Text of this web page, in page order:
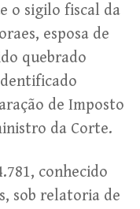
o sigilo fiscal da
esposa de
quebrado
de Imposto
da Corte.
conhecido
sob relatoria de